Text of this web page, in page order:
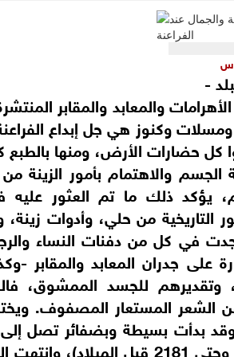
-
والمعابد والمقابر
ومسلات وكنوز هي جل إبداع
كل حضارات الأرض، ومنها
والاهتمام بأمور الزينة من
يؤكد ذلك ما تم العثور عليه
التاريخية من حلي، وأدوات
في كل من دفنات النساء
على جدران المعابد والمقابر -
وتقديرهم للجسد الممشوق،
الشعر المستعار المصفوف.
الميلاد وحتى 2181 قبل